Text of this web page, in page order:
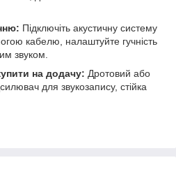
Підключіть акустичну систему
кабелю, налаштуйте гучність
звуком.
на додачу: Дротовий або
для звукозапису, стійка